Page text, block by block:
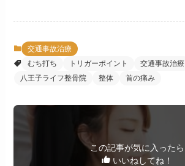
交通事故治療
むち打ち
トリガーポイント
交通事故治療
八王子ライフ整骨院
整体 首の痛み
この記事が気に入ったら
いいねしてね！